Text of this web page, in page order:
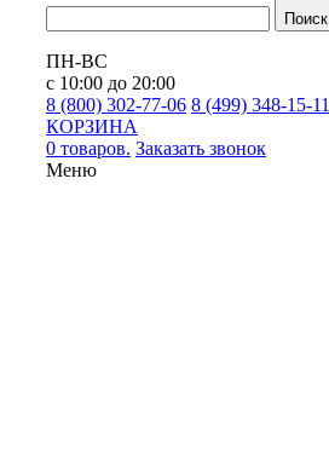
Поиск
ПН-ВС
с 10:00 до 20:00
8 (800) 302-77-06 8 (499) 348-15-11
КОРЗИНА
0 товаров. Заказать звонок
Меню